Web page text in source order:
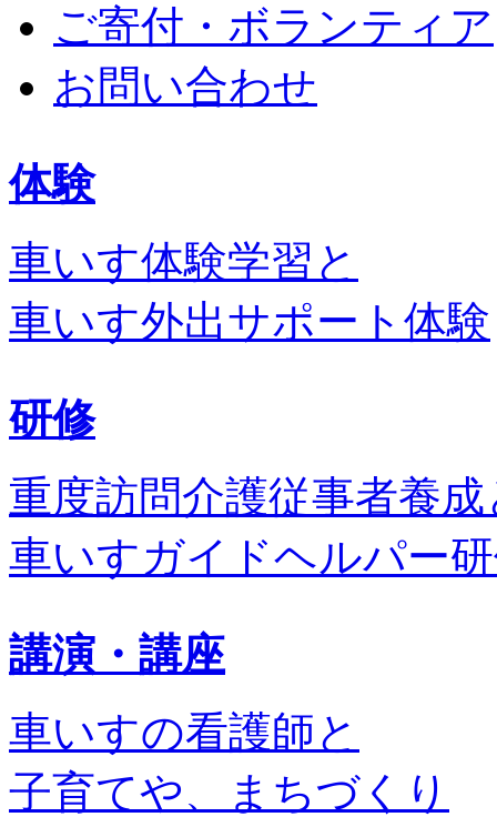
ご寄付・ボランティア
お問い合わせ
体験
車いす体験学習と
車いす外出サポート体験
研修
重度訪問介護従事者養成
車いすガイドヘルパー
講演・講座
車いすの看護師と
子育てや、まちづくり